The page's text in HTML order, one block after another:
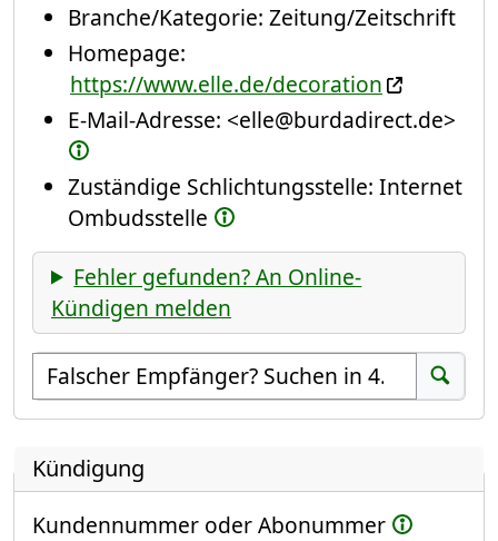
Branche/Kategorie: Zeitung/Zeitschrift
Homepage:
https://www.elle.de/decoration
E-Mail-Adresse: <elle@burdadirect.de>
Zuständige Schlichtungsstelle: Internet
Ombudsstelle
Fehler gefunden? An Online-
Kündigen melden
Empfänger suchen
Suchen
Kündigung
Kundennummer oder Abonummer